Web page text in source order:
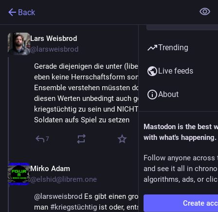
Back
Lars Weisbrod
@larsweisbrod
Gerade diejenigen die unter (liberaler) Demokratie
eben keine Herrschaftsform sondern ein werte-
Ensemble verstehen müssten doch wissen dass zu
diesen Werten unbedingt auch gehört eben NICHT
kriegstüchtig zu sein und NICHT bereit, das Leben von
Soldaten aufs Spiel zu setzen
7
Mar 11, 2025
Mirko Adam
@elshid@librem.one
@ larsweisbrod Es gibt einen großen Unterschied, ob
man #kriegstüchtig ist oder, entschuldigt die
Trending
Live feeds
About
Mastodon is the best
with what's happening.
Follow anyone across
and see it all in
algorithms, ads, or
Create